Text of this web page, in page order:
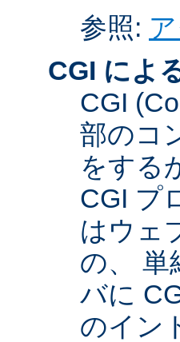
参照:
CGI によ
CGI
部のコ
をする
CGI プ
はウェ
の、 単
バに
のイン